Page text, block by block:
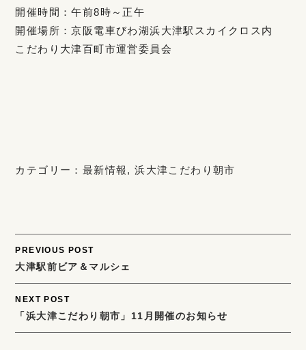
開催時間：午前8時～正午
開催場所：京阪電車びわ湖浜大津駅スカイクロス内
こだわり大津百町市運営委員会
カテゴリー： 最新情報,浜大津こだわり朝市
Post
navigation
PREVIOUS POST
大津駅前ビア＆マルシェ
NEXT POST
「浜大津こだわり朝市」11月開催のお知らせ